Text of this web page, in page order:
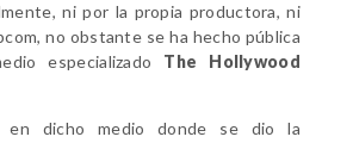
ni por la propia productora, ni
no obstante se ha hecho pública
especializado The Hollywood
en dicho medio donde se dio la